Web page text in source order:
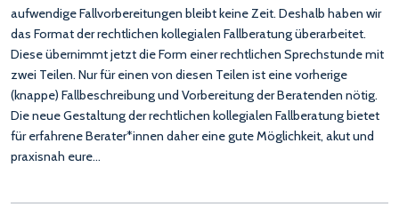
aufwendige Fallvorbereitungen bleibt keine Zeit. Deshalb haben wir
das Format der rechtlichen kollegialen Fallberatung überarbeitet.
Diese übernimmt jetzt die Form einer rechtlichen Sprechstunde mit
zwei Teilen. Nur für einen von diesen Teilen ist eine vorherige
(knappe) Fallbeschreibung und Vorbereitung der Beratenden nötig.
Die neue Gestaltung der rechtlichen kollegialen Fallberatung bietet
für erfahrene Berater*innen daher eine gute Möglichkeit, akut und
praxisnah eure…